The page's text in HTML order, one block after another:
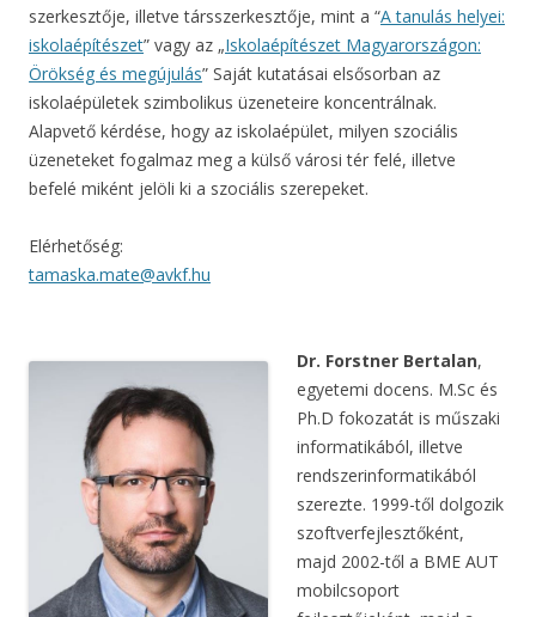
szerkesztője, illetve társszerkesztője, mint a “A tanulás helyei:
iskolaépítészet” vagy az „Iskolaépítészet Magyarországon:
Örökség és megújulás” Saját kutatásai elsősorban az
iskolaépületek szimbolikus üzeneteire koncentrálnak.
Alapvető kérdése, hogy az iskolaépület, milyen szociális
üzeneteket fogalmaz meg a külső városi tér felé, illetve
befelé miként jelöli ki a szociális szerepeket.
Elérhetőség:
tamaska.mate@avkf.hu
Dr. Forstner Bertalan,
egyetemi docens. M.Sc és
Ph.D fokozatát is műszaki
informatikából, illetve
rendszerinformatikából
szerezte. 1999-től dolgozik
szoftverfejlesztőként,
majd 2002-től a BME AUT
mobilcsoport